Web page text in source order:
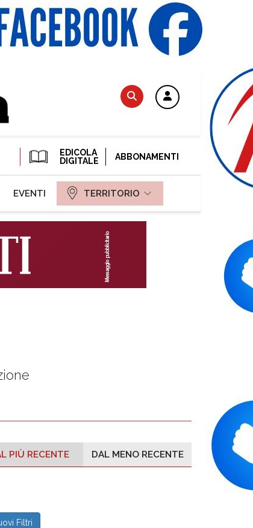
EDICOLA
DIGITALE
ABBONAMENTI
EVENTI TERRITORIO
PIÙ RECENTE DAL MENO RECENTE
Filtri